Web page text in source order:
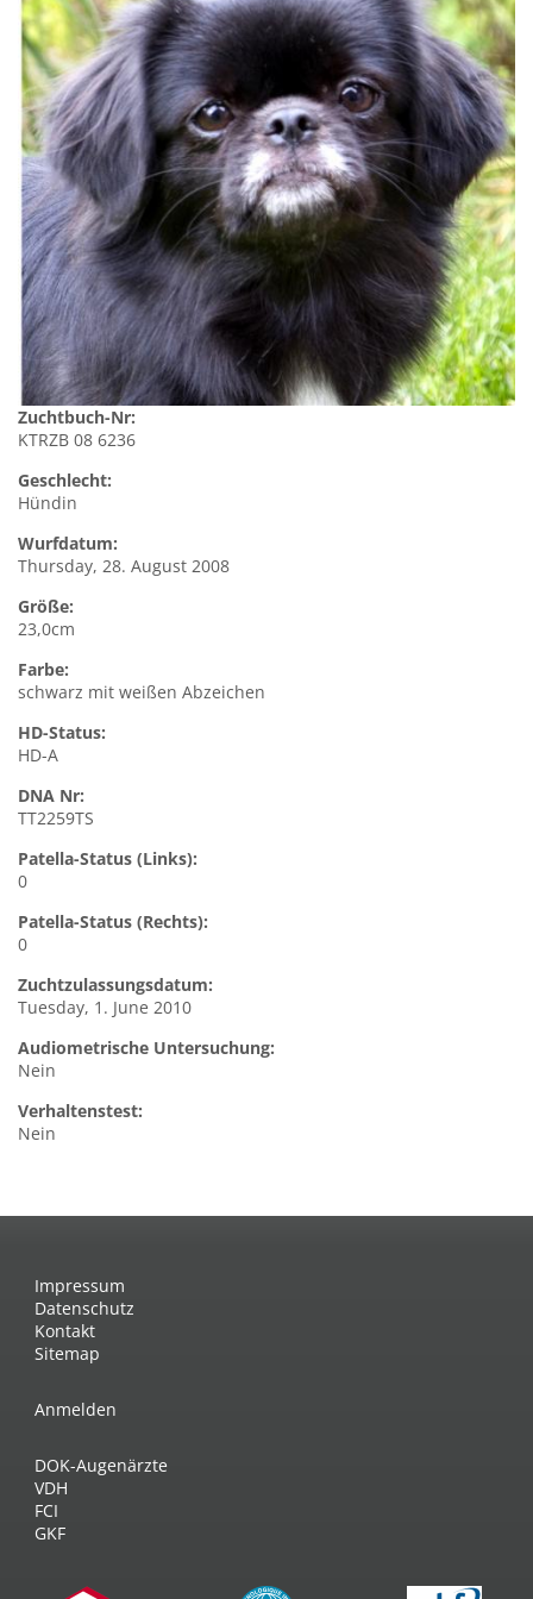
Zuchtbuch-Nr:
KTRZB 08 6236
Geschlecht:
Hündin
Wurfdatum:
Thursday, 28. August 2008
Größe:
23,0cm
Farbe:
schwarz mit weißen Abzeichen
HD-Status:
HD-A
DNA Nr:
TT2259TS
Patella-Status (Links):
0
Patella-Status (Rechts):
0
Zuchtzulassungsdatum:
Tuesday, 1. June 2010
Audiometrische Untersuchung:
Nein
Verhaltenstest:
Nein
Impressum
Datenschutz
Kontakt
Sitemap
Anmelden
DOK-Augenärzte
VDH
FCI
GKF